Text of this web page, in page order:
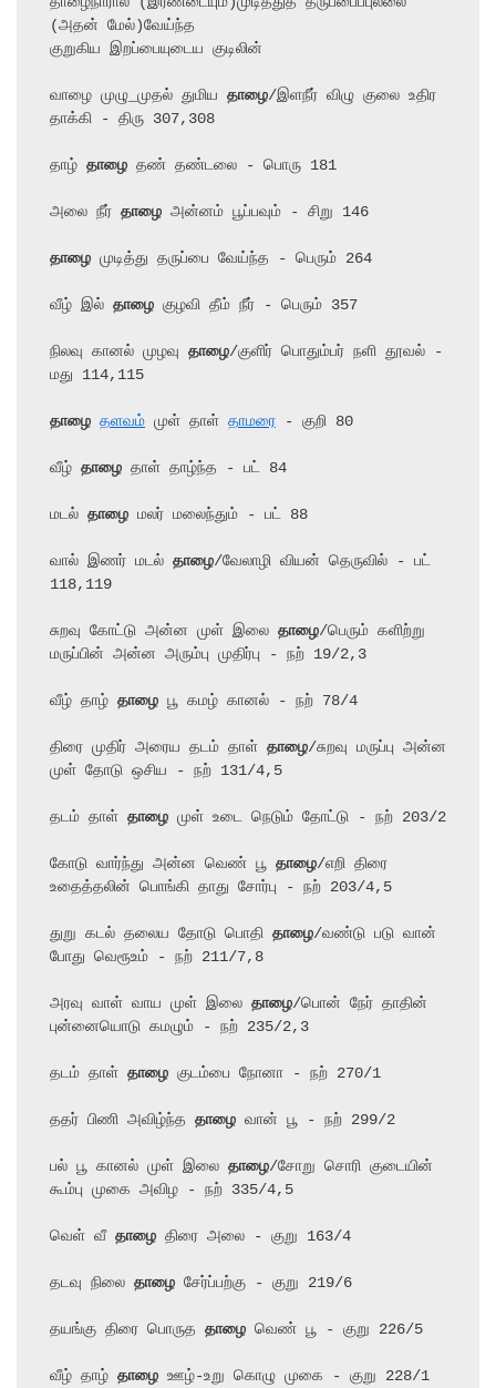
(அதன் மேல்)வேய்ந்த
குறுகிய இறப்பையுடைய குடிலின்
வாழை முழு_முதல் துமிய தாழை/இளநீர் விழு குலை உதிர
தாக்கி - திரு 307,308
தாழ் தாழை தண் தண்டலை - பொரு 181
அலை நீர் தாழை அன்னம் பூப்பவும் - சிறு 146
தாழை முடித்து தருப்பை வேய்ந்த - பெரும் 264
வீழ் இல் தாழை குழவி தீம் நீர் - பெரும் 357
நிலவு கானல் முழவு தாழை/குளிர் பொதும்பர் நளி தூவல் -
மது 114,115
தாழை தளவம் முள் தாள் தாமரை - குறி 80
வீழ் தாழை தாள் தாழ்ந்த - பட் 84
மடல் தாழை மலர் மலைந்தும் - பட் 88
வால் இணர் மடல் தாழை/வேலாழி வியன் தெருவில் - பட்
118,119
சுறவு கோட்டு அன்ன முள் இலை தாழை/பெரும் களிற்று
மருப்பின் அன்ன அரும்பு முதிர்பு - நற் 19/2,3
வீழ் தாழ் தாழை பூ கமழ் கானல் - நற் 78/4
திரை முதிர் அரைய தடம் தாள் தாழை/சுறவு மருப்பு அன்ன
முள் தோடு ஒசிய - நற் 131/4,5
தடம் தாள் தாழை முள் உடை நெடும் தோட்டு - நற் 203/2
கோடு வார்ந்து அன்ன வெண் பூ தாழை/எறி திரை
உதைத்தலின் பொங்கி தாது சோர்பு - நற் 203/4,5
துறு கடல் தலைய தோடு பொதி தாழை/வண்டு படு வான்
போது வெரூஉம் - நற் 211/7,8
அரவு வாள் வாய முள் இலை தாழை/பொன் நேர் தாதின்
புன்னையொடு கமழும் - நற் 235/2,3
தடம் தாள் தாழை குடம்பை நோனா - நற் 270/1
ததர் பிணி அவிழ்ந்த தாழை வான் பூ - நற் 299/2
பல் பூ கானல் முள் இலை தாழை/சோறு சொரி குடையின்
கூம்பு முகை அவிழ - நற் 335/4,5
வெள் வீ தாழை திரை அலை - குறு 163/4
தடவு நிலை தாழை சேர்ப்பற்கு - குறு 219/6
தயங்கு திரை பொருத தாழை வெண் பூ - குறு 226/5
வீழ் தாழ் தாழை ஊழ்-உறு கொழு முகை - குறு 228/1